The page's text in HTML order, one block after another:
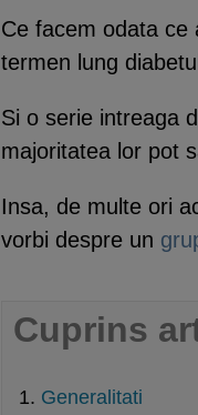
Ce facem odata ce
termen lung
Si o serie intreaga
majoritatea lor pot
Insa, de multe ori
vorbi despre un
Cuprins
Generalitati